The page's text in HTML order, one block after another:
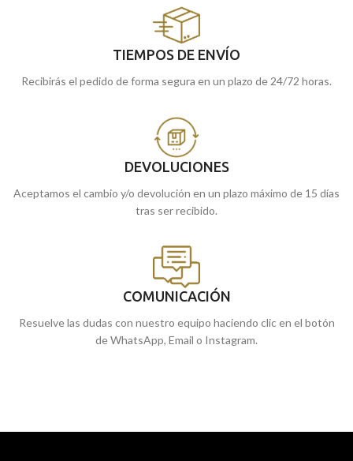
TIEMPOS DE ENVÍO
Recibirás el pedido de forma segura en un plazo de 24/72 horas.
DEVOLUCIONES
Aceptamos el cambio y/o devolución en un plazo máximo de 15 días
tras ser recibido.
COMUNICACIÓN
Resuelve las dudas con nuestro equipo haciendo clic en el botón
de WhatsApp, Email o Instagram.